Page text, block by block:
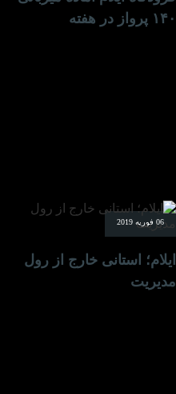
۱۴۰ پرواز در هفته
06 فوریه 2019
ایلام؛ استانی خارج از رول
مدیریت